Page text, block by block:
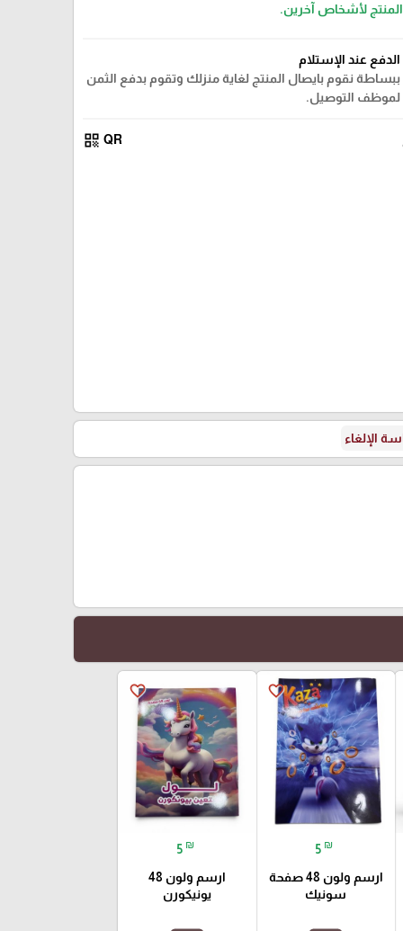
لأشخاص آخرين.
الدفع عند الإستلام
ببساطة نقوم بايصال المنتج لغاية منزلك وتقوم بدفع الثمن
لموظف التوصيل.
QR
qr_code
الإلغاء
favorite_border
5 ₪
ارسم ولون 48 صفحة
سونيك
favorite_border
5 ₪
ارسم ولون 48
يونيكورن